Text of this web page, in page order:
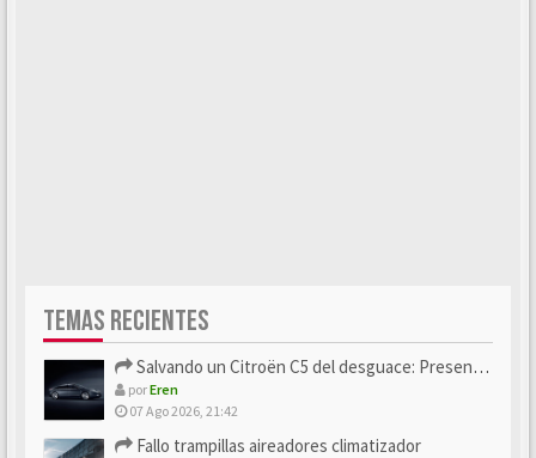
TEMAS RECIENTES
Salvando un Citroën C5 del desguace: Presentación y seguimiento
porEren
07 Ago 2026, 21:42
Fallo trampillas aireadores climatizador